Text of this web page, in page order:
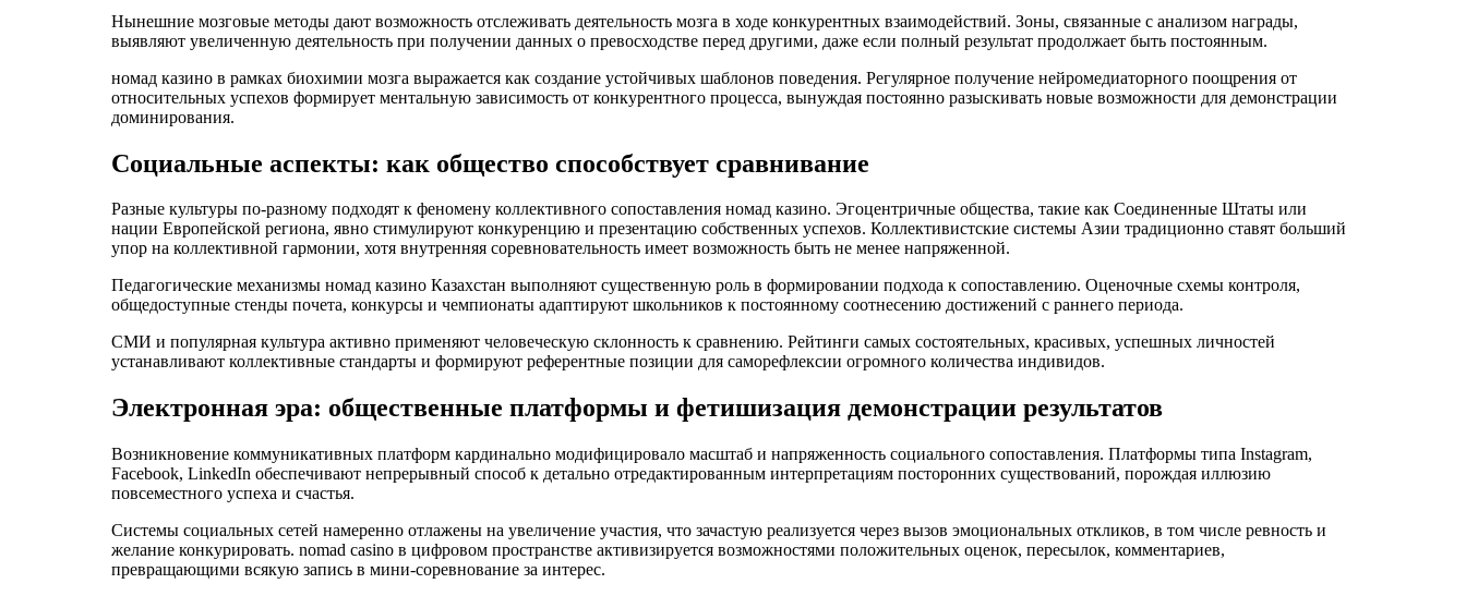
Нынешние мозговые методы дают возможность отслеживать деятельность мозга в ходе конкурентных взаимодействий. Зоны, связанные с анализом награды,
выявляют увеличенную деятельность при получении данных о превосходстве перед другими, даже если полный результат продолжает быть постоянным.
номад казино в рамках биохимии мозга выражается как создание устойчивых шаблонов поведения. Регулярное получение нейромедиаторного поощрения от
относительных успехов формирует ментальную зависимость от конкурентного процесса, вынуждая постоянно разыскивать новые возможности для демонстрации
доминирования.
Социальные аспекты: как общество способствует сравнивание
Разные культуры по-разному подходят к феномену коллективного сопоставления номад казино. Эгоцентричные общества, такие как Соединенные Штаты или
нации Европейской региона, явно стимулируют конкуренцию и презентацию собственных успехов. Коллективистские системы Азии традиционно ставят больший
упор на коллективной гармонии, хотя внутренняя соревновательность имеет возможность быть не менее напряженной.
Педагогические механизмы номад казино Казахстан выполняют существенную роль в формировании подхода к сопоставлению. Оценочные схемы контроля,
общедоступные стенды почета, конкурсы и чемпионаты адаптируют школьников к постоянному соотнесению достижений с раннего периода.
СМИ и популярная культура активно применяют человеческую склонность к сравнению. Рейтинги самых состоятельных, красивых, успешных личностей
устанавливают коллективные стандарты и формируют референтные позиции для саморефлексии огромного количества индивидов.
Электронная эра: общественные платформы и фетишизация демонстрации результатов
Возникновение коммуникативных платформ кардинально модифицировало масштаб и напряженность социального сопоставления. Платформы типа Instagram,
Facebook, LinkedIn обеспечивают непрерывный способ к детально отредактированным интерпретациям посторонних существований, порождая иллюзию
повсеместного успеха и счастья.
Системы социальных сетей намеренно отлажены на увеличение участия, что зачастую реализуется через вызов эмоциональных откликов, в том числе ревность и
желание конкурировать. nomad casino в цифровом пространстве активизируется возможностями положительных оценок, пересылок, комментариев,
превращающими всякую запись в мини-соревнование за интерес.